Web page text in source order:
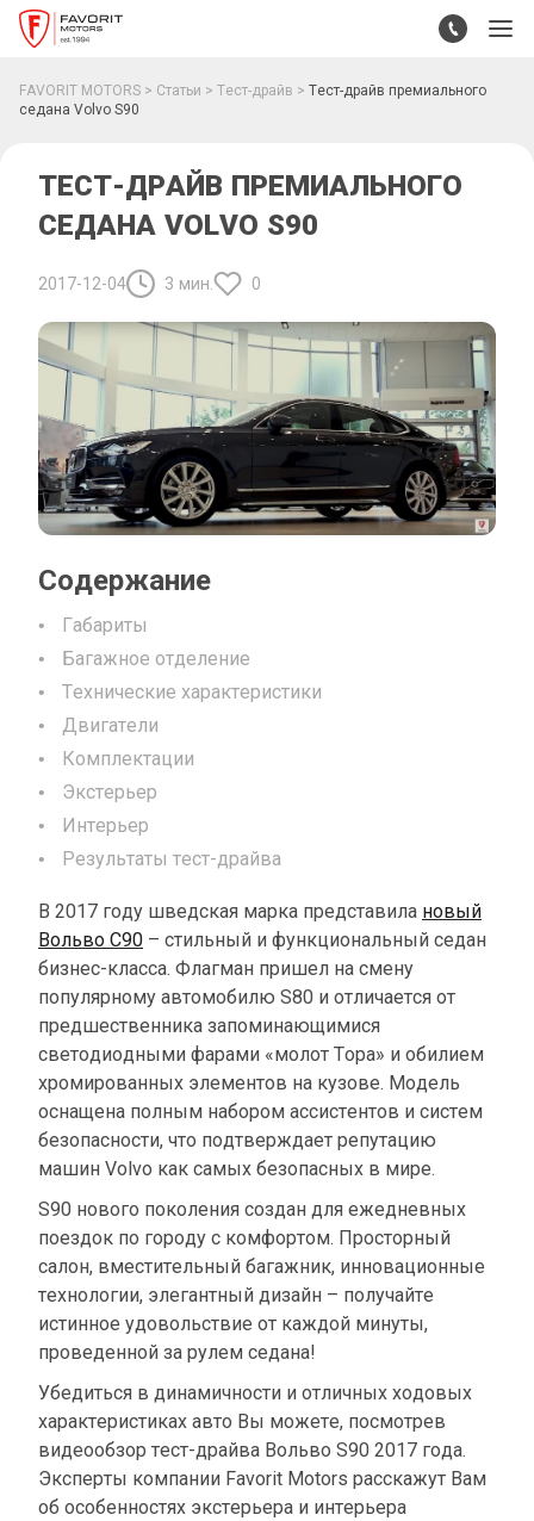
FAVORIT MOTORS Статьи Тест-драйв
Тест-драйв премиального
седана Volvo S90
ТЕСТ-ДРАЙВ ПРЕМИАЛЬНОГО
СЕДАНА VOLVO S90
2017-12-04 3 мин. 0
Содержание
Габариты
Багажное отделение
Технические характеристики
Двигатели
Комплектации
Экстерьер
Интерьер
Результаты тест-драйва
В 2017 году шведская марка представила новый
Вольво С90 – стильный и функциональный седан
бизнес-класса. Флагман пришел на смену
популярному автомобилю S80 и отличается от
предшественника запоминающимися
светодиодными фарами «молот Тора» и обилием
хромированных элементов на кузове. Модель
оснащена полным набором ассистентов и систем
безопасности, что подтверждает репутацию
машин Volvo как самых безопасных в мире.
S90 нового поколения создан для ежедневных
поездок по городу с комфортом. Просторный
салон, вместительный багажник, инновационные
технологии, элегантный дизайн – получайте
истинное удовольствие от каждой минуты,
проведенной за рулем седана!
Убедиться в динамичности и отличных ходовых
характеристиках авто Вы можете, посмотрев
видеообзор тест-драйва Вольво S90 2017 года.
Эксперты компании Favorit Motors расскажут Вам
об особенностях экстерьера и интерьера